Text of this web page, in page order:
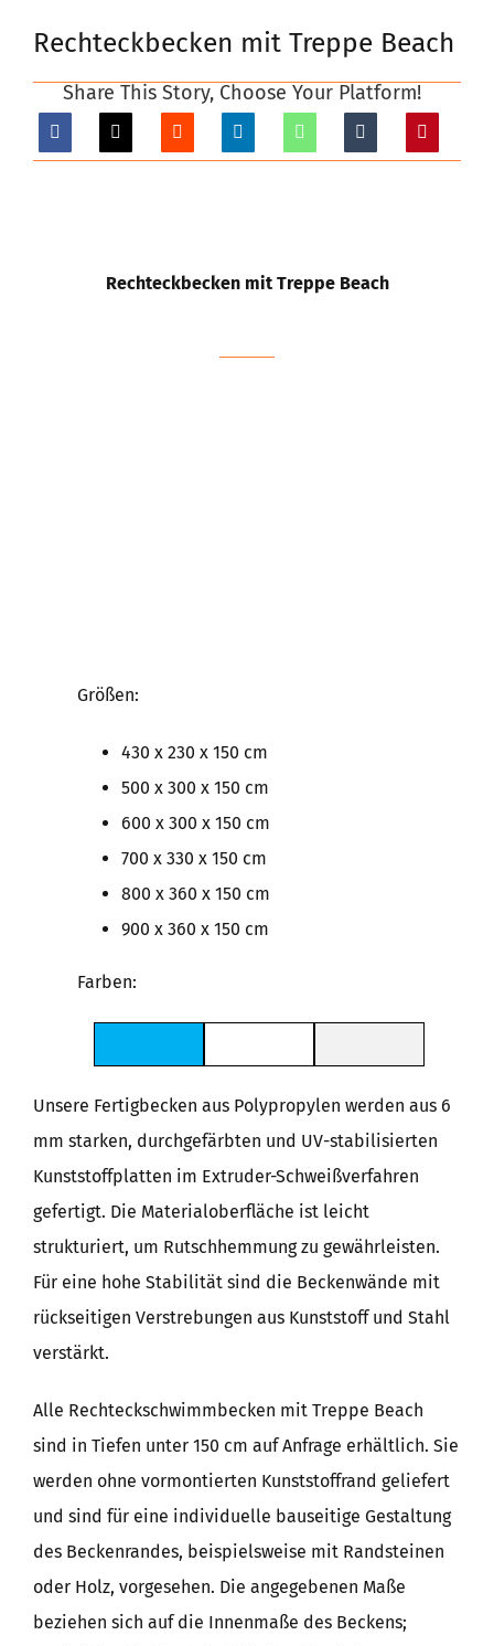
Rechteckbecken mit Treppe Beach
Share This Story, Choose Your Platform!
Rechteckbecken mit Treppe Beach
Größen:
430 x 230 x 150 cm
500 x 300 x 150 cm
600 x 300 x 150 cm
700 x 330 x 150 cm
800 x 360 x 150 cm
900 x 360 x 150 cm
Farben:
Unsere Fertigbecken aus Polypropylen werden aus 6
mm starken, durchgefärbten und UV-stabilisierten
Kunststoffplatten im Extruder-Schweißverfahren
gefertigt. Die Materialoberfläche ist leicht
strukturiert, um Rutschhemmung zu gewährleisten.
Für eine hohe Stabilität sind die Beckenwände mit
rückseitigen Verstrebungen aus Kunststoff und Stahl
verstärkt.
Alle Rechteckschwimmbecken mit Treppe Beach
sind in Tiefen unter 150 cm auf Anfrage erhältlich. Sie
werden ohne vormontierten Kunststoffrand geliefert
und sind für eine individuelle bauseitige Gestaltung
des Beckenrandes, beispielsweise mit Randsteinen
oder Holz, vorgesehen. Die angegebenen Maße
beziehen sich auf die Innenmaße des Beckens;